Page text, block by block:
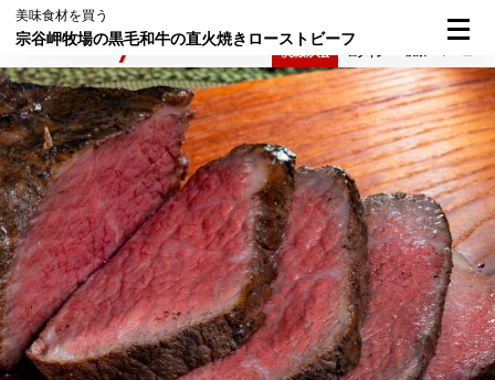
美味食材を買う
宗谷岬牧場の黒毛和牛の直火焼きローストビーフ